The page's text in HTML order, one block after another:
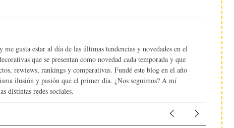
gusta estar al día de las últimas tendencias y novedades en el
que se presentan como novedad cada temporada y que
rewiews, rankings y comparativas. Fundé este blog en el año
ilusión y pasión que el primer día. ¿Nos seguimos? A mí
distintas redes sociales.